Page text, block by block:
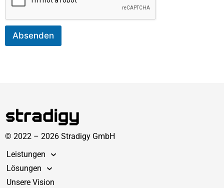
Absenden
© 2022 – 2026 Stradigy GmbH
Leistungen
Lösungen
Unsere Vision